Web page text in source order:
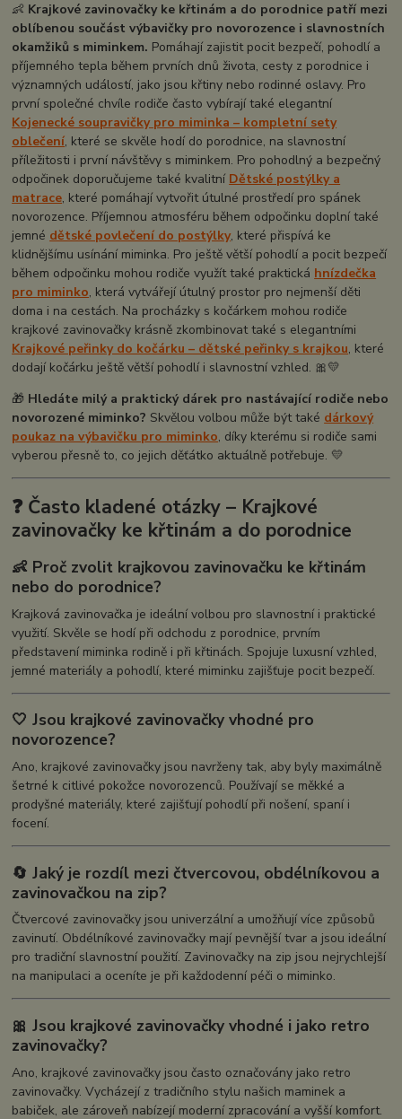
👶 Krajkové zavinovačky ke křtinám a do porodnice patří mezi
oblíbenou součást výbavičky pro novorozence i slavnostních
okamžiků s miminkem. Pomáhají zajistit pocit bezpečí, pohodlí a
příjemného tepla během prvních dnů života, cesty z porodnice i
významných událostí, jako jsou křtiny nebo rodinné oslavy. Pro
první společné chvíle rodiče často vybírají také elegantní
Kojenecké soupravičky pro miminka – kompletní sety
oblečení, které se skvěle hodí do porodnice, na slavnostní
příležitosti i první návštěvy s miminkem. Pro pohodlný a bezpečný
odpočinek doporučujeme také kvalitní Dětské postýlky a
matrace, které pomáhají vytvořit útulné prostředí pro spánek
novorozence. Příjemnou atmosféru během odpočinku doplní také
jemné dětské povlečení do postýlky, které přispívá ke
klidnějšímu usínání miminka. Pro ještě větší pohodlí a pocit bezpečí
během odpočinku mohou rodiče využít také praktická hnízdečka
pro miminko, která vytvářejí útulný prostor pro nejmenší děti
doma i na cestách. Na procházky s kočárkem mohou rodiče
krajkové zavinovačky krásně zkombinovat také s elegantními
Krajkové peřinky do kočárku – dětské peřinky s krajkou, které
dodají kočárku ještě větší pohodlí i slavnostní vzhled. 🎀💛
🎁 Hledáte milý a praktický dárek pro nastávající rodiče nebo
novorozené miminko? Skvělou volbou může být také dárkový
poukaz na výbavičku pro miminko, díky kterému si rodiče sami
vyberou přesně to, co jejich děťátko aktuálně potřebuje. 💛
❓ Často kladené otázky – Krajkové
zavinovačky ke křtinám a do porodnice
👶 Proč zvolit krajkovou zavinovačku ke křtinám
nebo do porodnice?
Krajková zavinovačka je ideální volbou pro slavnostní i praktické
využití. Skvěle se hodí při odchodu z porodnice, prvním
představení miminka rodině i při křtinách. Spojuje luxusní vzhled,
jemné materiály a pohodlí, které miminku zajišťuje pocit bezpečí.
🤍 Jsou krajkové zavinovačky vhodné pro
novorozence?
Ano, krajkové zavinovačky jsou navrženy tak, aby byly maximálně
šetrné k citlivé pokožce novorozenců. Používají se měkké a
prodyšné materiály, které zajišťují pohodlí při nošení, spaní i
focení.
🔄 Jaký je rozdíl mezi čtvercovou, obdélníkovou a
zavinovačkou na zip?
Čtvercové zavinovačky jsou univerzální a umožňují více způsobů
zavinutí. Obdélníkové zavinovačky mají pevnější tvar a jsou ideální
pro tradiční slavnostní použití. Zavinovačky na zip jsou nejrychlejší
na manipulaci a oceníte je při každodenní péči o miminko.
🎀 Jsou krajkové zavinovačky vhodné i jako retro
zavinovačky?
Ano, krajkové zavinovačky jsou často označovány jako retro
zavinovačky. Vycházejí z tradičního stylu našich maminek a
babiček, ale zároveň nabízejí moderní zpracování a vyšší komfort.